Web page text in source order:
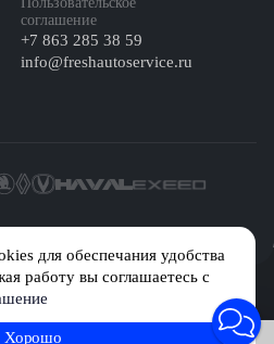
для обеспечания удобства
работу вы соглашаетесь с
Хорошо
соглашение
+7 863 285 38 59
info@freshautoservice.ru
маркетплейс» зарегистрировано
в сфере связи, информационных
(Роскомнадзор) № Эл № ФС77-84512 от